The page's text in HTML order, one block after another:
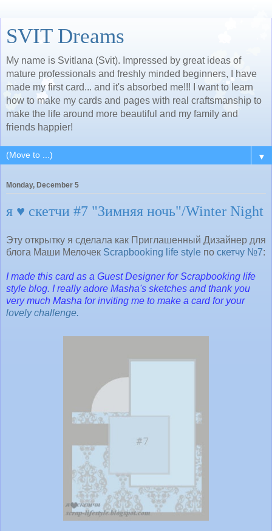
SVIT Dreams
My name is Svitlana (Svit). Impressed by great ideas of
mature professionals and freshly minded beginners, I have
made my first card... and it's absorbed me!!! I want to learn
how to make my cards and pages with real craftsmanship to
make the life around more beautiful and my family and
friends happier!
▼
Monday, December 5
я ♥ скетчи #7 "Зимняя ночь"/Winter Night
Эту открытку я сделала как Приглашенный Дизайнер для
блога Маши Мелочек Scrapbooking life style по скетчу №7:
I made this card as a Guest Designer forScrapbooking life
style blog. I really adore Masha's sketches and thank you
very much Masha for inviting me to make a card for your
lovely challenge.